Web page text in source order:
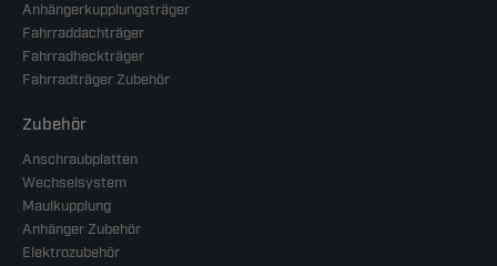
Anhängerkupplungsträger
Fahrraddachträger
Fahrradheckträger
Fahrradträger Zubehör
Zubehör
Anschraubplatten
Wechselsystem
Maulkupplung
Anhänger Zubehör
Elektrozubehör